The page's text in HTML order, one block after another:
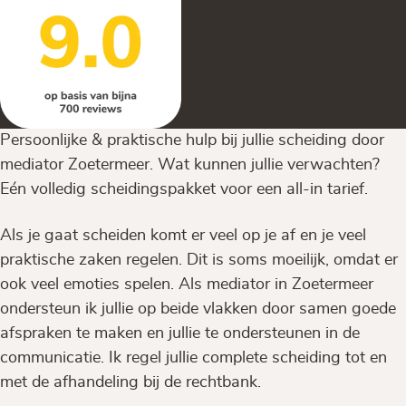
Persoonlijke & praktische hulp bij jullie scheiding door
mediator Zoetermeer. Wat kunnen jullie verwachten?
Eén volledig scheidingspakket voor een all-in tarief.
Als je gaat scheiden komt er veel op je af en je veel
praktische zaken regelen. Dit is soms moeilijk, omdat er
ook veel emoties spelen. Als mediator in Zoetermeer
ondersteun ik jullie op beide vlakken door samen goede
afspraken te maken en jullie te ondersteunen in de
communicatie. Ik regel jullie complete scheiding tot en
met de afhandeling bij de rechtbank.